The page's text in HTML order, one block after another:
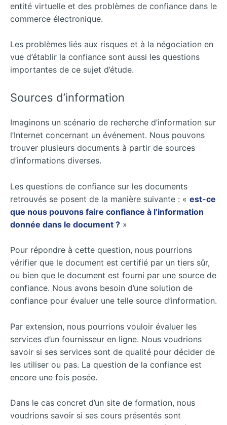
entité virtuelle et des problèmes de confiance dans le
commerce électronique.
Les problèmes liés aux risques et à la négociation en
vue d’établir la confiance sont aussi les questions
importantes de ce sujet d’étude.
Sources d’information
Imaginons un scénario de recherche d’information sur
l’Internet concernant un événement. Nous pouvons
trouver plusieurs documents à partir de sources
d’informations diverses.
Les questions de confiance sur les documents
retrouvés se posent de la manière suivante : « est-ce
que nous pouvons faire confiance à l’information
donnée dans le document ? »
Pour répondre à cette question, nous pourrions
vérifier que le document est certifié par un tiers sûr,
ou bien que le document est fourni par une source de
confiance. Nous avons besoin d’une solution de
confiance pour évaluer une telle source d’information.
Par extension, nous pourrions vouloir évaluer les
services d’un fournisseur en ligne. Nous voudrions
savoir si ses services sont de qualité pour décider de
les utiliser ou pas. La question de la confiance est
encore une fois posée.
Dans le cas concret d’un site de formation, nous
voudrions savoir si ses cours présentés sont